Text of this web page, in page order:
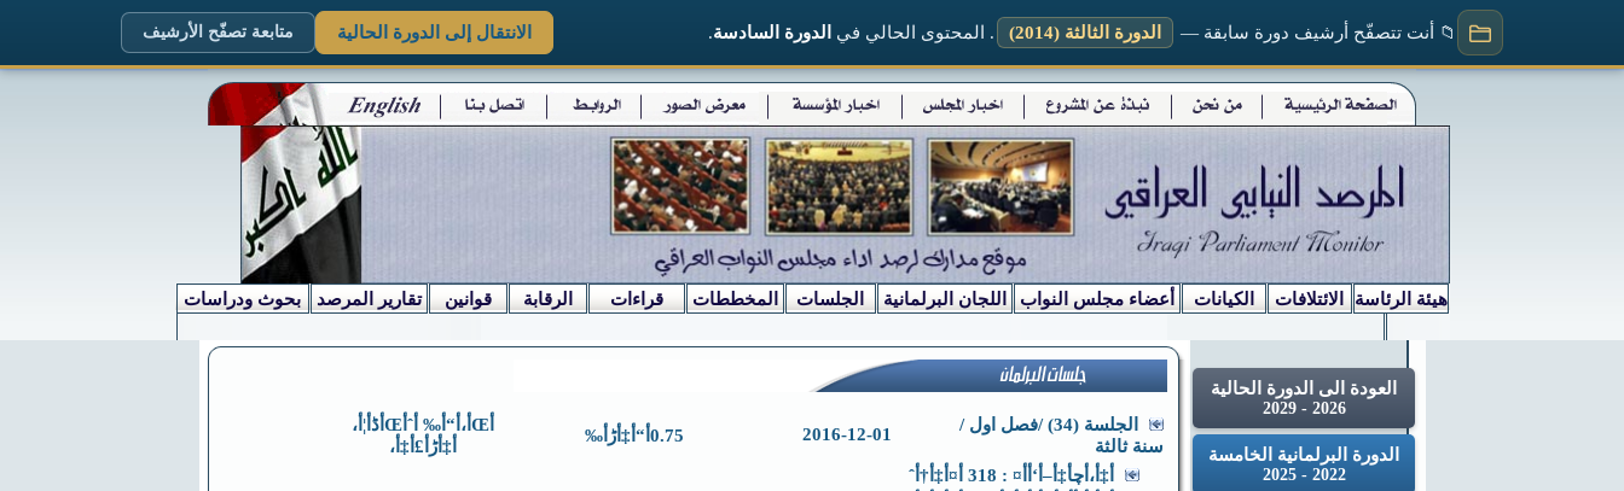
📁 أنت تتصفّح أرشيف دورة سابقة — الدورة الثالثة (2014) . المحتوى الحالي في الدورة السادسة. الانتقال إلى الدورة الحالية متابعة تصفّح الأرشيف
هيئة الرئاسة الائتلافات الكيانات أعضاء مجلس النواب اللجان البرلمانية الجلسات المخططات قراءات الرقابة قوانين تقارير المرصد بحوث ودراسات
العودة الى الدورة الحالية
2026 - 2029
الدورة البرلمانية الخامسة
2022 - 2025
الجلسة (34) /فصل اول /
سنة ثالثة
2016-12-01 0.75أ“أ‡أڑأ‰
أŒأ،أ“أ‰ أˆأŒأڈأ¦أ،
أ‡أڑأ£أ‡أ،
أ‡أ،أچأ‡أ–أ‘أ­أ¤ : 318 أ¤أ‡أ†أˆ